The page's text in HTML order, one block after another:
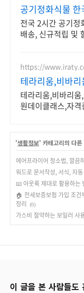
공기정화식물
국 꽃배달 2시간
전국 2시간 공기정
배송, 신규적립 및
https://
테라리움,비바
테라리움,비바리
원데이클래스,자
'생활정보' 카테고리의 다른
에어프라이어 청소법, 깔끔
워드로 문서작성, 서식, 자
📧 아웃룩 제대로 활용하는
🏠 전세보증보험 가입 조
정리
(0)
가스비 절약하는 보일러 사
이 글을 본 사람들도